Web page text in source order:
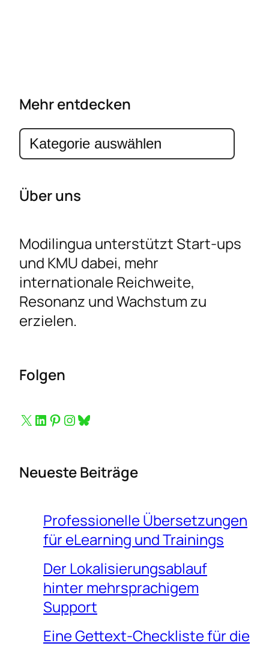
Mehr entdecken
Kategorien
Über uns
Modilingua unterstützt Start-ups
und KMU dabei, mehr
internationale Reichweite,
Resonanz und Wachstum zu
erzielen.
Folgen
Button zum Folgen auf X Button zum Folgen auf LinkedIn Button zum Folgen auf Pinterest Button zum Folgen auf Instagram Bluesky
Neueste Beiträge
Professionelle Übersetzungen
für eLearning und Trainings
Der Lokalisierungsablauf
hinter mehrsprachigem
Support
Eine Gettext-Checkliste für die